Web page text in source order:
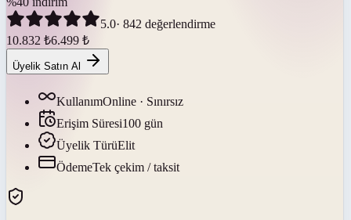
5.0· 842 değerlendirme
10.832 ₺6.499 ₺
Üyelik Satın Al
KullanımOnline · Sınırsız
Erişim Süresi100 gün
Üyelik TürüElit
ÖdemeTek çekim / taksit